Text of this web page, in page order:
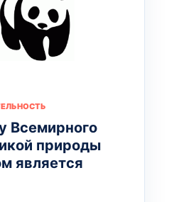
Всемирного
природы
является